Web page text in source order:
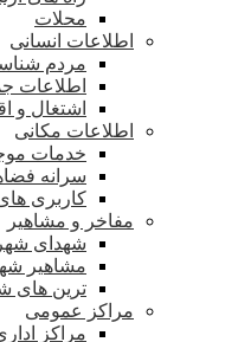
محلات
اطلاعات انسانی
مردم
اطلاعات
اشتغال و
اطلاعات مکانی
خدمات
سرانه
کاربری
مفاخر و مشاهیر
شهدای شهر
مشاهیر
ترین های
مراکز عمومی
مراکز